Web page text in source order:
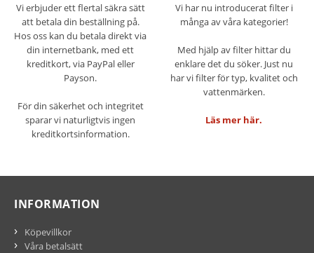
Vi erbjuder ett flertal säkra sätt
att betala din beställning på.
Hos oss kan du betala direkt via
din internetbank, med ett
kreditkort, via PayPal eller
Payson.
För din säkerhet och integritet
sparar vi naturligtvis ingen
kreditkortsinformation.
Vi har nu introducerat filter i
många av våra kategorier!
Med hjälp av filter hittar du
enklare det du söker. Just nu
har vi filter för typ, kvalitet och
vattenmärken.
Läs mer här.
INFORMATION
Köpevillkor
Våra betalsätt